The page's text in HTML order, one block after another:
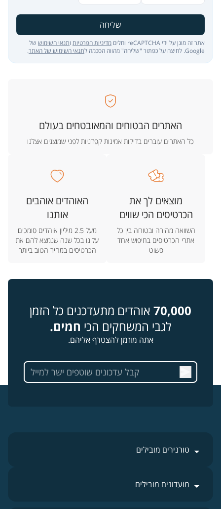
שליחה
אתר זה מוגן על ידי reCAPTCHA וחלים מדיניות הפרטיות ותנאי השימוש של
Google. לחיצה על כפתור "שליחה" מהווה הסכמה ל
תנאי השימוש של האתר.
האתרים הבטוחים והמאובטחים בעולם
כל האתרים עוברים בדיקות אמינות קפדניות לפני שמוצגים אצלנו
מוצאים לך את
הכרטיסים הכי שווים
השוואה מהירה ובטוחה בין כל
אתרי הכרטיסים בחיפוש אחד
פשוט
האוהדים אוהבים
אותנו
מעל 2.5 מיליון אוהדים סומכים
עלינו בכל שנה שנמצא להם את
הכרטיסים במחיר הטוב ביותר
70,000 אוהדים מתעדכנים כל הזמן
לגבי המשחקים הכי חמים.
אתה מוזמן להצטרף אליהם.
טורנירים מובילים
מועדונים מובילים